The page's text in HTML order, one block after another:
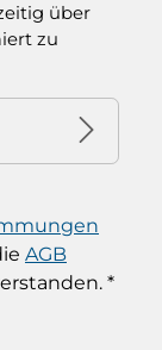
über
zu
AGB
*